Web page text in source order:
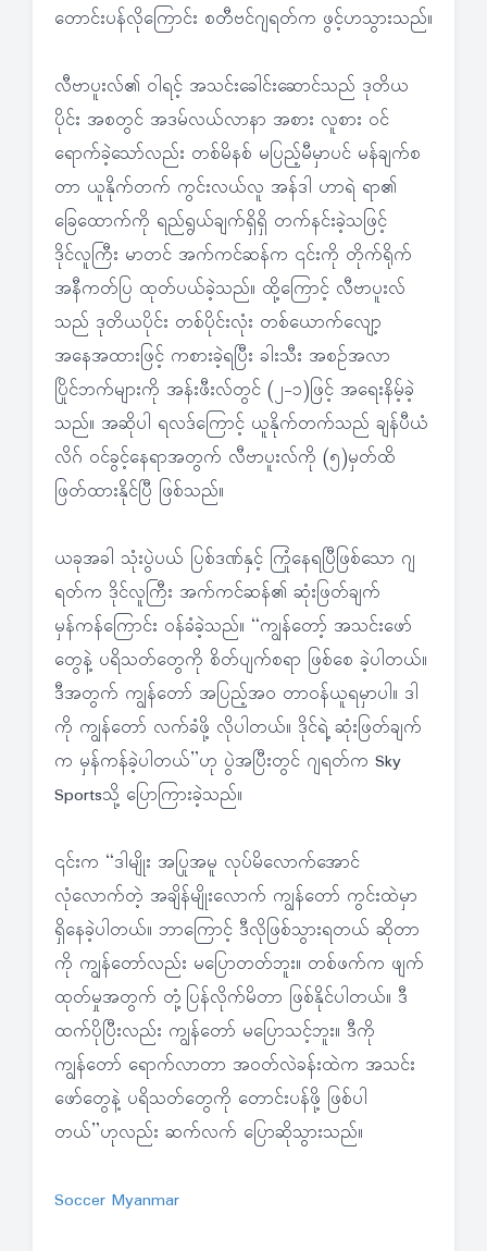
တောင်းပန်လိုကြောင်း စတီဗင်ဂျရတ်က ဖွင့်ဟသွားသည်။
လီဗာပူးလ်၏ ဝါရင့် အသင်းခေါင်းဆောင်သည် ဒုတိယ
ပိုင်း အစတွင် အဒမ်လယ်လာနာ အစား လူစား ဝင်
ရောက်ခဲ့သော်လည်း တစ်မိနစ် မပြည့်မီမှာပင် မန်ချက်စ
တာ ယူနိုက်တက် ကွင်းလယ်လူ အန်ဒါ ဟာရဲ ရာ၏
ခြေထောက်ကို ရည်ရွယ်ချက်ရှိရှိ တက်နင်းခဲ့သဖြင့်
ဒိုင်လူကြီး မာတင် အက်ကင်ဆန်က ၎င်းကို တိုက်ရိုက်
အနီကတ်ပြ ထုတ်ပယ်ခဲ့သည်။ ထို့ကြောင့် လီဗာပူးလ်
သည် ဒုတိယပိုင်း တစ်ပိုင်းလုံး တစ်ယောက်လျော့
အနေအထားဖြင့် ကစားခဲ့ရပြီး ခါးသီး အစဉ်အလာ
ပြိုင်ဘက်များကို အန်းဖီးလ်တွင် (၂-၁)ဖြင့် အရေးနိမ့်ခဲ့
သည်။ အဆိုပါ ရလဒ်ကြောင့် ယူနိုက်တက်သည် ချန်ပီယံ
လိဂ် ဝင်ခွင့်နေရာအတွက် လီဗာပူးလ်ကို (၅)မှတ်ထိ
ဖြတ်ထားနိုင်ပြီ ဖြစ်သည်။
ယခုအခါ သုံးပွဲပယ် ပြစ်ဒဏ်နှင့် ကြုံနေရပြီဖြစ်သော ဂျ
ရတ်က ဒိုင်လူကြီး အက်ကင်ဆန်၏ ဆုံးဖြတ်ချက်
မှန်ကန်ကြောင်း ဝန်ခံခဲ့သည်။ “ကျွန်တော့် အသင်းဖော်
တွေနဲ့ ပရိသတ်တွေကို စိတ်ပျက်စရာ ဖြစ်စေ ခဲ့ပါတယ်။
ဒီအတွက် ကျွန်တော် အပြည့်အဝ တာဝန်ယူရမှာပါ။ ဒါ
ကို ကျွန်တော် လက်ခံဖို့ လိုပါတယ်။ ဒိုင်ရဲ့ ဆုံးဖြတ်ချက်
က မှန်ကန်ခဲ့ပါတယ်”ဟု ပွဲအပြီးတွင် ဂျရတ်က Sky
Sportsသို့ ပြောကြားခဲ့သည်။
၎င်းက “ဒါမျိုး အပြုအမူ လုပ်မိလောက်အောင်
လုံလောက်တဲ့ အချိန်မျိုးလောက် ကျွန်တော် ကွင်းထဲမှာ
ရှိနေခဲ့ပါတယ်။ ဘာကြောင့် ဒီလိုဖြစ်သွားရတယ် ဆိုတာ
ကို ကျွန်တော်လည်း မပြောတတ်ဘူး။ တစ်ဖက်က ဖျက်
ထုတ်မှုအတွက် တုံ့ပြန်လိုက်မိတာ ဖြစ်နိုင်ပါတယ်။ ဒီ
ထက်ပိုပြီးလည်း ကျွန်တော် မပြောသင့်ဘူး။ ဒီကို
ကျွန်တော် ရောက်လာတာ အဝတ်လဲခန်းထဲက အသင်း
ဖော်တွေနဲ့ ပရိသတ်တွေကို တောင်းပန်ဖို့ ဖြစ်ပါ
တယ်”ဟုလည်း ဆက်လက် ပြောဆိုသွားသည်။
Soccer Myanmar